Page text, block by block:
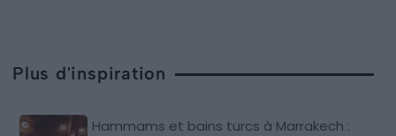
Plus d'inspiration
Hammams et bains turcs à Marrakech :